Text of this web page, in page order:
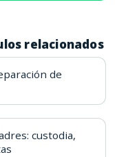
relacionados
de
custodia,